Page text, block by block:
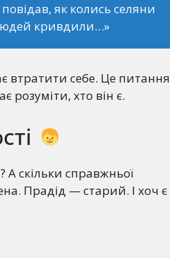
як колись селяни
кривдили…»
втратити себе. Це питання
розуміти, хто він є.
А скільки справжньої
Прадід — старий. І хоч є